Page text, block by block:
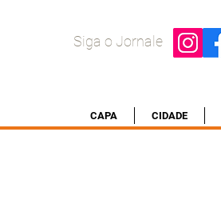
Siga o Jornale
CAPA CIDADE